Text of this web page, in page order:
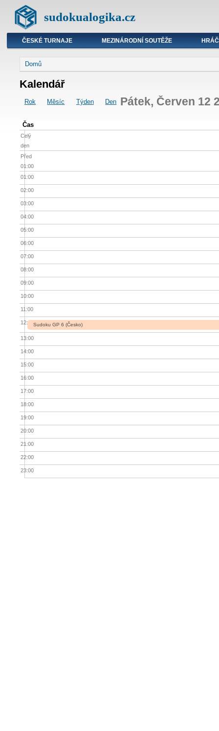
sudokualogika.cz
ČESKÉ TURNAJE MEZINÁRODNÍ SOUTĚŽE
Domů
Kalendář
Rok Měsíc Týden Den Pátek, Červen 12
Čas
Celý
den
Před
01:00
01:00
02:00
03:00
04:00
05:00
06:00
07:00
08:00
09:00
10:00
11:00
12:00Sudoku GP 6 (Česko)
13:00
14:00
15:00
16:00
17:00
18:00
19:00
20:00
21:00
22:00
23:00